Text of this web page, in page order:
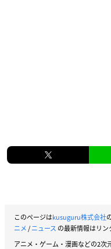
このページはkusuguru株式会社
ニメ/ニュース の最新情報はリン
アニメ・ゲーム・漫画などの2